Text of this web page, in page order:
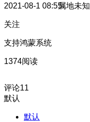
2021-08-1 08:55属地未知
关注
支持鸿蒙系统
1374阅读
评论11
默认
默认